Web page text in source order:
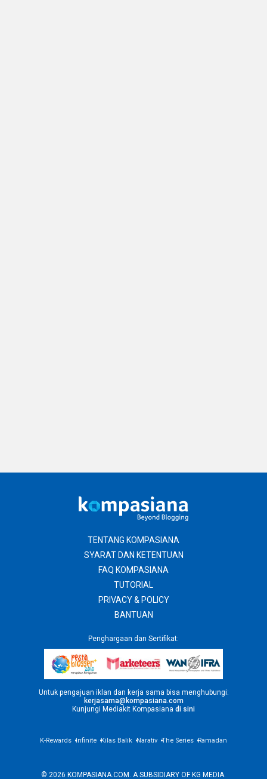
TENTANG KOMPASIANA
SYARAT DAN KETENTUAN
FAQ KOMPASIANA
TUTORIAL
PRIVACY & POLICY
BANTUAN
Penghargaan dan Sertifikat:
Untuk pengajuan iklan dan kerja sama bisa menghubungi:
kerjasama@kompasiana.com
Kunjungi Mediakit Kompasiana di sini
K-Rewards Infinite Kilas Balik Narativ The Series Ramadan
© 2026 KOMPASIANA.COM. A SUBSIDIARY OF KG MEDIA.